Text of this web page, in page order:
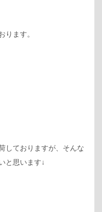
ります。
しておりますが、そんな
と思います↓